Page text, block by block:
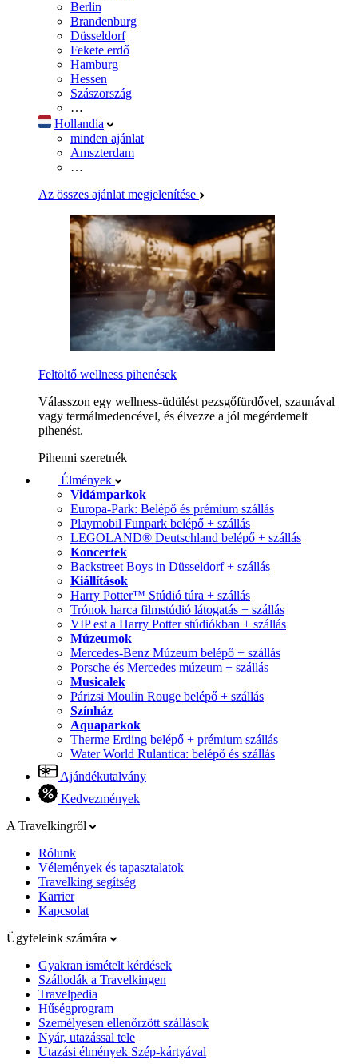
Berlin
Brandenburg
Düsseldorf
Fekete erdő
Hamburg
Hessen
Szászország
…
Hollandia
minden ajánlat
Amszterdam
…
Az összes ajánlat megjelenítése
Feltöltő wellness pihenések
Válasszon egy wellness-üdülést pezsgőfürdővel, szaunával
vagy termálmedencével, és élvezze a jól megérdemelt
pihenést.
Pihenni szeretnék
Élmények
Vidámparkok
Europa-Park: Belépő és prémium szállás
Playmobil Funpark belépő + szállás
LEGOLAND® Deutschland belépő + szállás
Koncertek
Backstreet Boys in Düsseldorf + szállás
Kiállítások
Harry Potter™ Stúdió túra + szállás
Trónok harca filmstúdió látogatás + szállás
VIP est a Harry Potter stúdiókban + szállás
Múzeumok
Mercedes-Benz Múzeum belépő + szállás
Porsche és Mercedes múzeum + szállás
Musicalek
Párizsi Moulin Rouge belépő + szállás
Színház
Aquaparkok
Therme Erding belépő + prémium szállás
Water World Rulantica: belépő és szállás
Ajándékutalvány
Kedvezmények
A Travelkingről
Rólunk
Vélemények és tapasztalatok
Travelking segítség
Karrier
Kapcsolat
Ügyfeleink számára
Gyakran ismételt kérdések
Szállodák a Travelkingen
Travelpedia
Hűségprogram
Személyesen ellenőrzött szállások
Nyár, utazással tele
Utazási élmények Szép-kártyával